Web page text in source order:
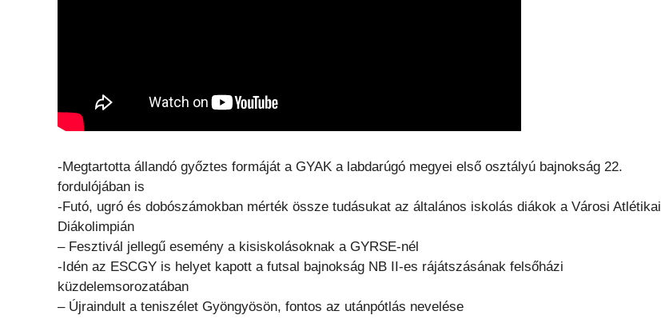
-Megtartotta állandó győztes formáját a GYAK a labdarúgó megyei első osztályú bajnokság 22.
fordulójában is
-Futó, ugró és dobószámokban mérték össze tudásukat az általános iskolás diákok a Városi Atlétikai
Diákolimpián
– Fesztivál jellegű esemény a kisiskolásoknak a GYRSE-nél
-Idén az ESCGY is helyet kapott a futsal bajnokság NB II-es rájátszásának felsőházi
küzdelemsorozatában
– Újraindult a teniszélet Gyöngyösön, fontos az utánpótlás nevelése